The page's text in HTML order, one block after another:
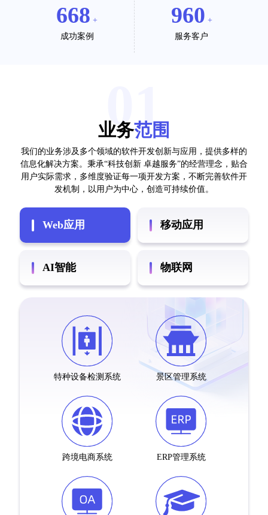
668 +
成功案例
960 +
服务客户
01
业务范围
我们的业务涉及多个领域的软件开发创新与应用，提供多样的
信息化解决方案。秉承“科技创新 卓越服务”的经营理念，贴合
用户实际需求，多维度验证每一项开发方案，不断完善软件开
发机制，以用户为中心，创造可持续价值。
Web应用 移动应用
AI智能 物联网
特种设备检测系统 景区管理系统
跨境电商系统 ERP管理系统